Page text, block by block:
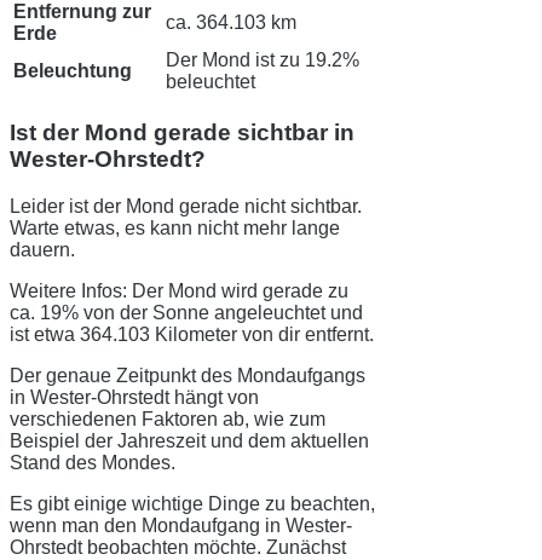
Entfernung zur
Erde
ca. 364.103 km
Beleuchtung
Der Mond ist zu 19.2%
beleuchtet
Ist der Mond gerade sichtbar in
Wester-Ohrstedt?
Leider ist der Mond gerade nicht sichtbar.
Warte etwas, es kann nicht mehr lange
dauern.
Weitere Infos: Der Mond wird gerade zu
ca. 19% von der Sonne angeleuchtet und
ist etwa 364.103 Kilometer von dir entfernt.
Der genaue Zeitpunkt des Mondaufgangs
in Wester-Ohrstedt hängt von
verschiedenen Faktoren ab, wie zum
Beispiel der Jahreszeit und dem aktuellen
Stand des Mondes.
Es gibt einige wichtige Dinge zu beachten,
wenn man den Mondaufgang in Wester-
Ohrstedt beobachten möchte. Zunächst